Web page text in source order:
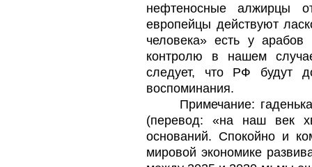
нефтеносные алжирцы
европейцы действуют
человека» есть у
контролю в нашем случае
следует, что РФ будут
воспоминания.
Примечание:
(перевод: «на наш век
оснований. Спокойно и
мировой экономике